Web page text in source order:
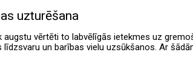
uzturēšana
augstu vērtēti to labvēlīgās ietekmes uz
un barības vielu uzsūkšanos. Ar